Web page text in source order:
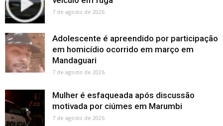
7 de agosto de 2026
Adolescente é apreendido por participação
em homicídio ocorrido em março em
Mandaguari
7 de agosto de 2026
Mulher é esfaqueada após discussão
motivada por ciúmes em Marumbi
7 de agosto de 2026